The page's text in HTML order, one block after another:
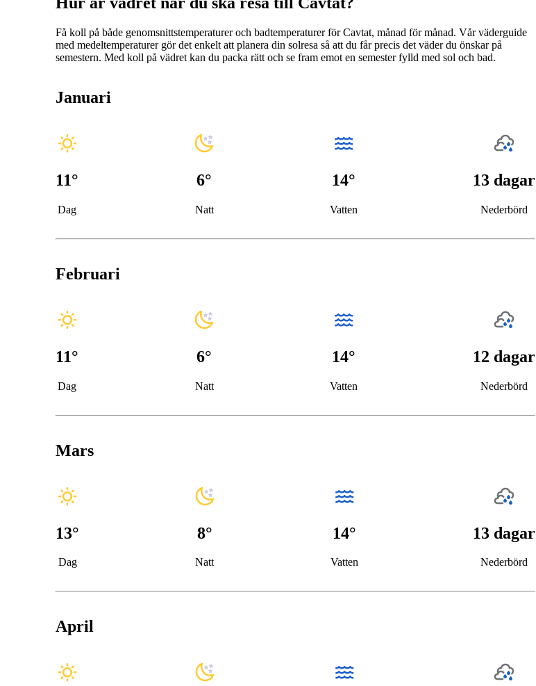
Få koll på både genomsnittstemperaturer och badtemperaturer för Cavtat, månad för månad. Vår väderguide
med medeltemperaturer gör det enkelt att planera din solresa så att du får precis det väder du önskar på
semestern. Med koll på vädret kan du packa rätt och se fram emot en semester fylld med sol och bad.
Januari
11°
Dag
6°
Natt
14°
Vatten
13 dagar
Nederbörd
Februari
11°
Dag
6°
Natt
14°
Vatten
12 dagar
Nederbörd
Mars
13°
Dag
8°
Natt
14°
Vatten
13 dagar
Nederbörd
April